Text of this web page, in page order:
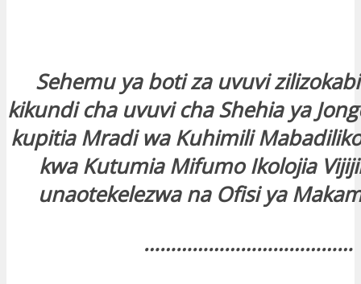
Sehemu ya boti za uvuvi
kikundi cha uvuvi cha Shehia ya
kupitia Mradi wa Kuhimili
kwa Kutumia Mifumo Ikolojia
unaotekelezwa na Ofisi ya
…………………………………